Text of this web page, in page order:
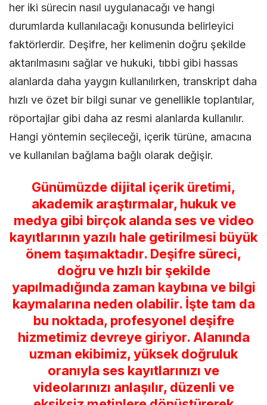
her iki sürecin nasıl uygulanacağı ve hangi
durumlarda kullanılacağı konusunda belirleyici
faktörlerdir. Deşifre, her kelimenin doğru şekilde
aktarılmasını sağlar ve hukuki, tıbbi gibi hassas
alanlarda daha yaygın kullanılırken, transkript daha
hızlı ve özet bir bilgi sunar ve genellikle toplantılar,
röportajlar gibi daha az resmi alanlarda kullanılır.
Hangi yöntemin seçileceği, içerik türüne, amacına
ve kullanılan bağlama bağlı olarak değişir.
Günümüzde dijital içerik üretimi,
akademik araştırmalar, hukuk ve
medya gibi birçok alanda ses ve video
kayıtlarının yazılı hale getirilmesi büyük
önem taşımaktadır. Deşifre süreci,
doğru ve hızlı bir şekilde
yapılmadığında zaman kaybına ve bilgi
kaymalarına neden olabilir. İşte tam da
bu noktada, profesyonel deşifre
hizmetimiz devreye giriyor. Alanında
uzman ekibimiz, yüksek doğruluk
oranıyla ses kayıtlarınızı ve
videolarınızı anlaşılır, düzenli ve